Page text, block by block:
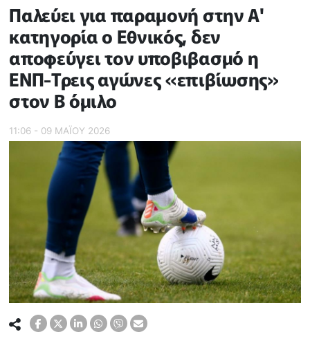
Παλεύει για παραμονή στην Α'
κατηγορία ο Εθνικός, δεν
αποφεύγει τον υποβιβασμό η
ΕΝΠ-Τρεις αγώνες «επιβίωσης»
στον Β όμιλο
11:06 - 09 ΜΑΪ́ΟΥ 2026